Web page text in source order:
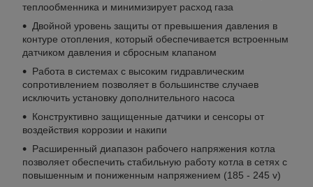
теплообменника и минимизирует расход газа
Двойной уровень защиты от превышения давления в
контуре отопления, который обеспечивается встроенным
датчиком давления и сбросным клапаном
Работа в системах с высоким гидравлическим
сопротивлением позволяет в большинстве случаев
исключить установку дополнительного насоса
Конструктивно защищенные датчики и сенсоры от
воздействия коррозии и накипи
Расширенный диапазон рабочего напряжения котла
позволяет обеспечить стабильную работу котла в сетях с
повышенным и пониженным напряжением (185 - 245 v)